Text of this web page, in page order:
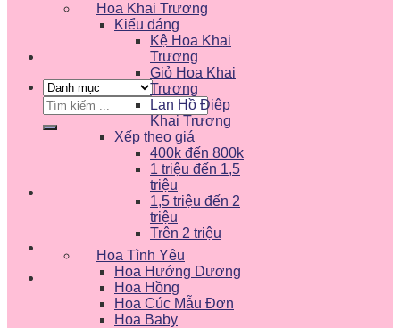
Tìm
kiếm:
Hoa Khai Trương
Kiểu dáng
Kệ Hoa Khai
Trương
Giỏ Hoa Khai
Trương
Lan Hồ Điệp
Khai Trương
Xếp theo giá
400k đến 800k
1 triệu đến 1,5
triệu
1,5 triệu đến 2
triệu
Trên 2 triệu
Hoa Tình Yêu
Hoa Hướng Dương
Hoa Hồng
Hoa Cúc Mẫu Đơn
Hoa Baby